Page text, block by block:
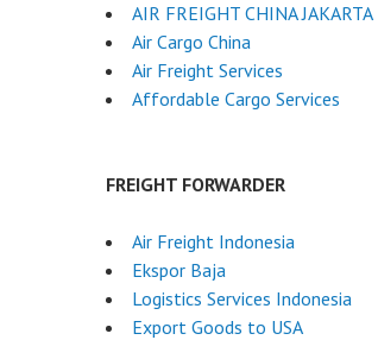
AIR FREIGHT CHINA JAKARTA
Air Cargo China
Air Freight Services
Affordable Cargo Services
FREIGHT FORWARDER
Air Freight Indonesia
Ekspor Baja
Logistics Services Indonesia
Export Goods to USA